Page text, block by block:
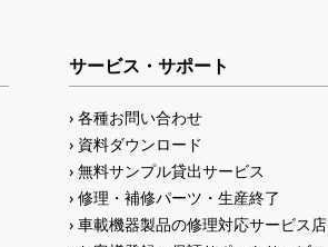
サービス・サポート
各種お問い合わせ
資料ダウンロード
無料サンプル貸出サービス
修理・補修パーツ・生産終了
車載機器製品の修理対応サービス店